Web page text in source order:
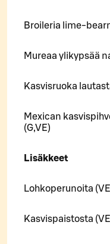
Broileria lime-
Mureaa ylikypsää
Kasvisruoka
Mexican
(G,VE)
Lisäkkeet
Lohkoperunoita
Kasvispaistosta